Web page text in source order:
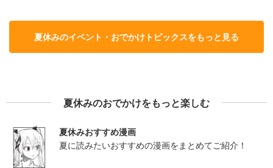
夏休みのイベント・おでかけトピックスをもっと見る
夏休みのおでかけをもっと楽しむ
夏休みおすすめ漫画
夏に読みたいおすすめの漫画をまとめてご紹介！